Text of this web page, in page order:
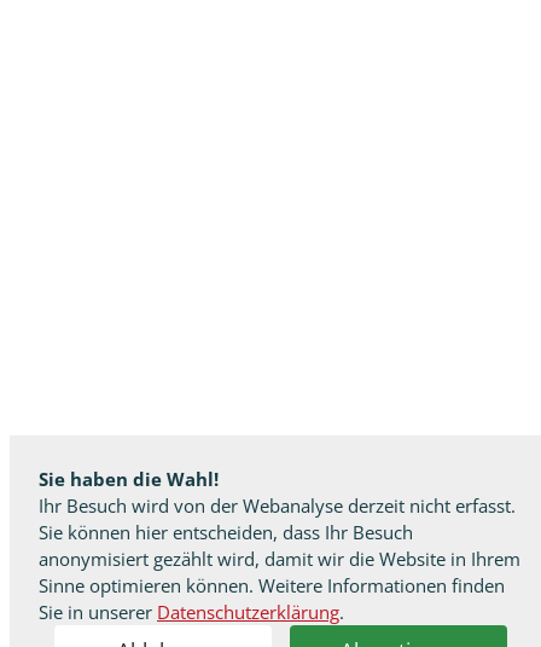
Sie haben die Wahl!
Ihr Besuch wird von der Webanalyse derzeit nicht erfasst.
Sie können hier entscheiden, dass Ihr Besuch
anonymisiert gezählt wird, damit wir die Website in Ihrem
Sinne optimieren können. Weitere Informationen finden
Sie in unserer Datenschutzerklärung.